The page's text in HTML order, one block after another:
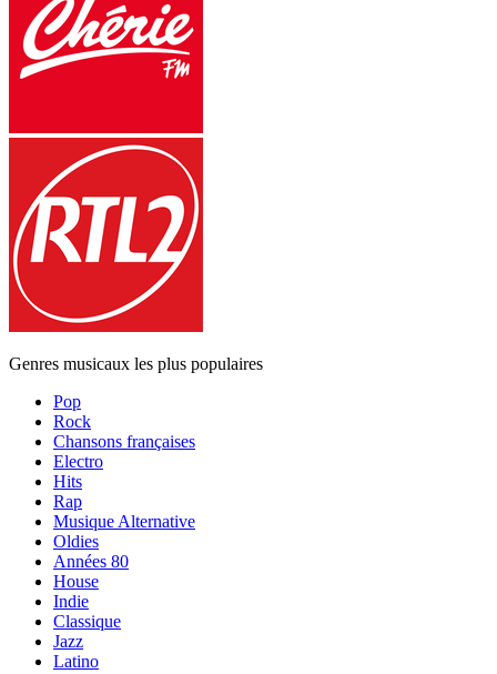
Genres musicaux les plus populaires
Pop
Rock
Chansons françaises
Electro
Hits
Rap
Musique Alternative
Oldies
Années 80
House
Indie
Classique
Jazz
Latino